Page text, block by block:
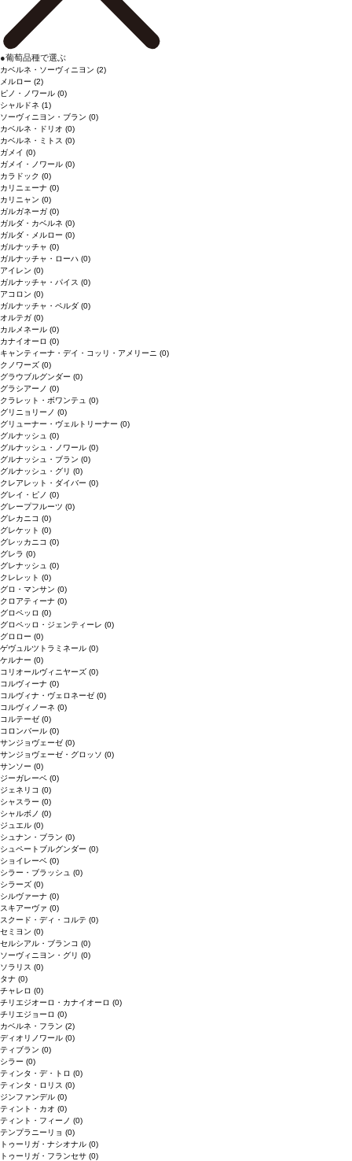
●葡萄品種で選ぶ
カベルネ・ソーヴィニヨン (2)
メルロー (2)
ピノ・ノワール (0)
シャルドネ (1)
ソーヴィニヨン・ブラン (0)
カベルネ・ドリオ (0)
カベルネ・ミトス (0)
ガメイ (0)
ガメイ・ノワール (0)
カラドック (0)
カリニェーナ (0)
カリニャン (0)
ガルガネーガ (0)
ガルダ・カベルネ (0)
ガルダ・メルロー (0)
ガルナッチャ (0)
ガルナッチャ・ローハ (0)
アイレン (0)
ガルナッチャ・パイス (0)
アコロン (0)
ガルナッチャ・ペルダ (0)
オルテガ (0)
カルメネール (0)
カナイオーロ (0)
キャンティーナ・デイ・コッリ・アメリーニ (0)
クノワーズ (0)
グラウブルグンダー (0)
グラシアーノ (0)
クラレット・ボワンテュ (0)
グリニョリーノ (0)
グリューナー・ヴェルトリーナー (0)
グルナッシュ (0)
グルナッシュ・ノワール (0)
グルナッシュ・ブラン (0)
グルナッシュ・グリ (0)
クレアレット・ダイバー (0)
グレイ・ピノ (0)
グレープフルーツ (0)
グレカニコ (0)
グレケット (0)
グレッカニコ (0)
グレラ (0)
グレナッシュ (0)
クレレット (0)
グロ・マンサン (0)
クロアティーナ (0)
グロペッロ (0)
グロペッロ・ジェンティーレ (0)
グロロー (0)
ゲヴュルツトラミネール (0)
ケルナー (0)
コリオールヴィニヤーズ (0)
コルヴィーナ (0)
コルヴィナ・ヴェロネーゼ (0)
コルヴィノーネ (0)
コルテーゼ (0)
コロンバール (0)
サンジョヴェーゼ (0)
サンジョヴェーゼ・グロッソ (0)
サンソー (0)
ジーガレーベ (0)
ジェネリコ (0)
シャスラー (0)
シャルボノ (0)
ジュエル (0)
シュナン・ブラン (0)
シュペートブルグンダー (0)
ショイレーベ (0)
シラー・ブラッシュ (0)
シラーズ (0)
シルヴァーナ (0)
スキアーヴァ (0)
スクード・ディ・コルテ (0)
セミヨン (0)
セルシアル・ブランコ (0)
ソーヴィニヨン・グリ (0)
ソラリス (0)
タナ (0)
チャレロ (0)
チリエジオーロ・カナイオーロ (0)
チリエジョーロ (0)
カベルネ・フラン (2)
ディオリノワール (0)
ティブラン (0)
シラー (0)
ティンタ・デ・トロ (0)
ティンタ・ロリス (0)
ジンファンデル (0)
ティント・カオ (0)
ティント・フィーノ (0)
テンプラニーリョ (0)
トゥーリガ・ナシオナル (0)
トゥーリガ・フランセサ (0)